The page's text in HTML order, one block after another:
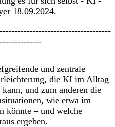
18.09.2024.
und zentrale
die KI im Alltag
und zum anderen die
wie etwa im
könnte – und welche
ergeben.